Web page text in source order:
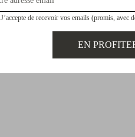
J’accepte de recevoir vos emails (promis, avec